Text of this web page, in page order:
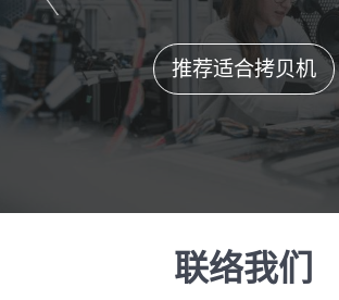
推荐适合拷贝机
联络我们